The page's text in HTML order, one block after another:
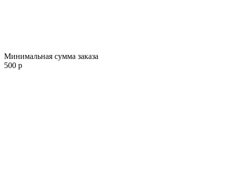
Минимальная сумма заказа
500 р